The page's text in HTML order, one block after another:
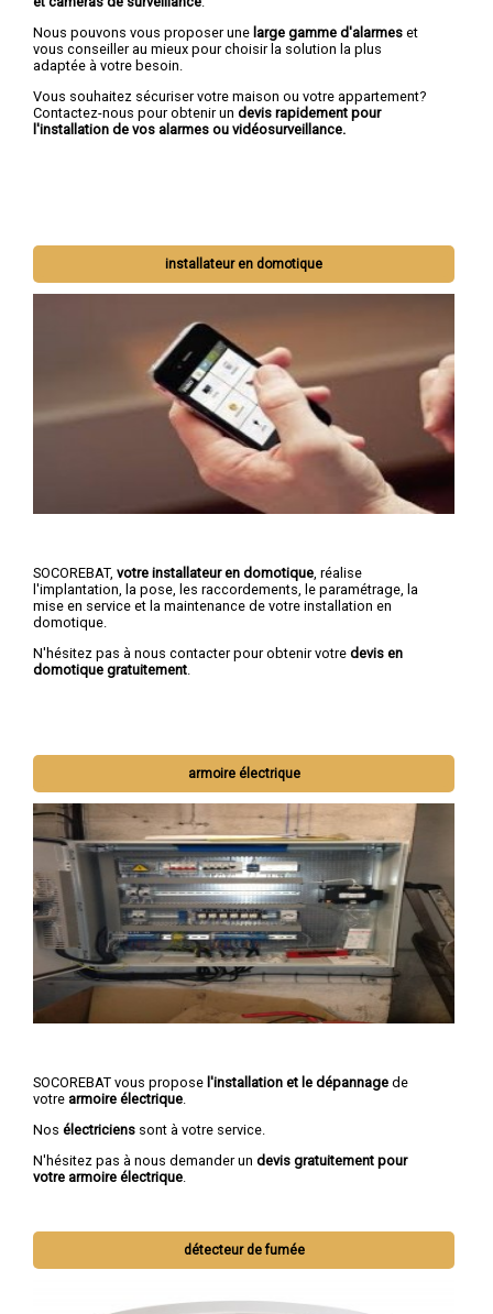
Nous pouvons vous proposer une large gamme d'alarmes et
vous conseiller au mieux pour choisir la solution la plus
adaptée à votre besoin.
Vous souhaitez sécuriser votre maison ou votre appartement?
Contactez-nous pour obtenir un devis rapidement pour
l'installation de vos alarmes ou vidéosurveillance.
installateur en domotique
SOCOREBAT, votre installateur en domotique , réalise
l'implantation, la pose, les raccordements, le paramétrage, la
mise en service et la maintenance de votre installation en
domotique.
N'hésitez pas à nous contacter pour obtenir votre devis en
domotique gratuitement
armoire électrique
SOCOREBAT vous propose l'installation et le dépannage de
votre armoire électrique.
Nos électriciens sont à votre service.
N'hésitez pas à nous demander un devis gratuitement pour
votre armoire électrique
détecteur de fumée